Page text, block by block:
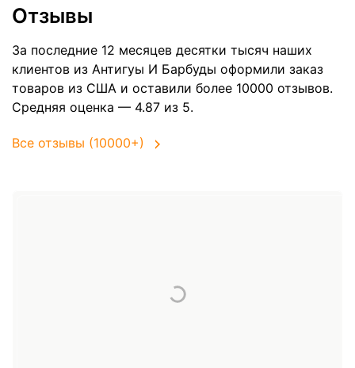
Отзывы
За последние 12 месяцев десятки тысяч наших
клиентов из Антигуы И Барбуды оформили заказ
товаров из США и оставили более 10000 отзывов.
Средняя оценка — 4.87 из 5.
Все отзывы (10000+)